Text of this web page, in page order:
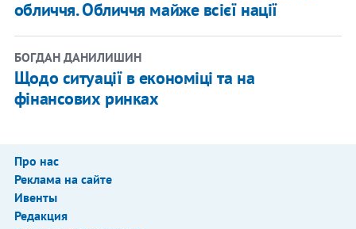
обличчя. Обличчя майже всієї нації
БОГДАН ДАНИЛИШИН
Щодо ситуації в економіці та на
фінансових ринках
Про нас
Реклама на сайте
Ивенты
Редакция